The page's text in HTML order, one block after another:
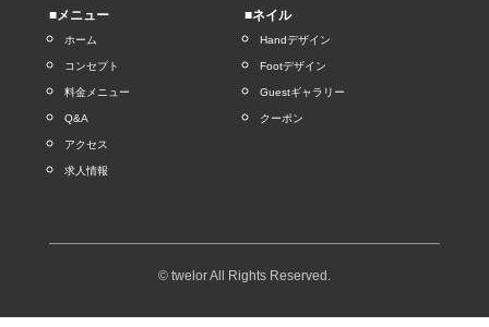
■メニュー
ホーム
コンセプト
料金メニュー
Q&A
アクセス
求人情報
■ネイル
Handデザイン
Footデザイン
Guestギャラリー
クーポン
© twelor All Rights Reserved.